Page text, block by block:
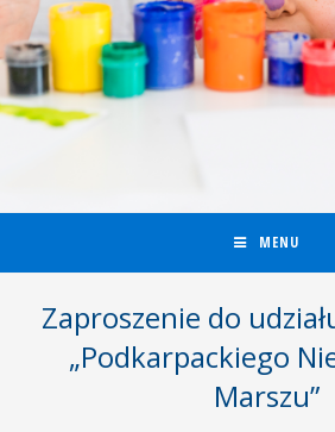
MENU
Zaproszenie do
„Podkarpackiego
Marszu”